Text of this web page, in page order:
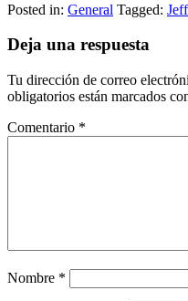
Posted in: General Tagged:
Deja una respuesta
Tu dirección de correo
obligatorios están marcados
Comentario *
Nombre *